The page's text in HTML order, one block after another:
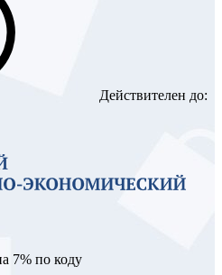
Действителен до:
7% по коду